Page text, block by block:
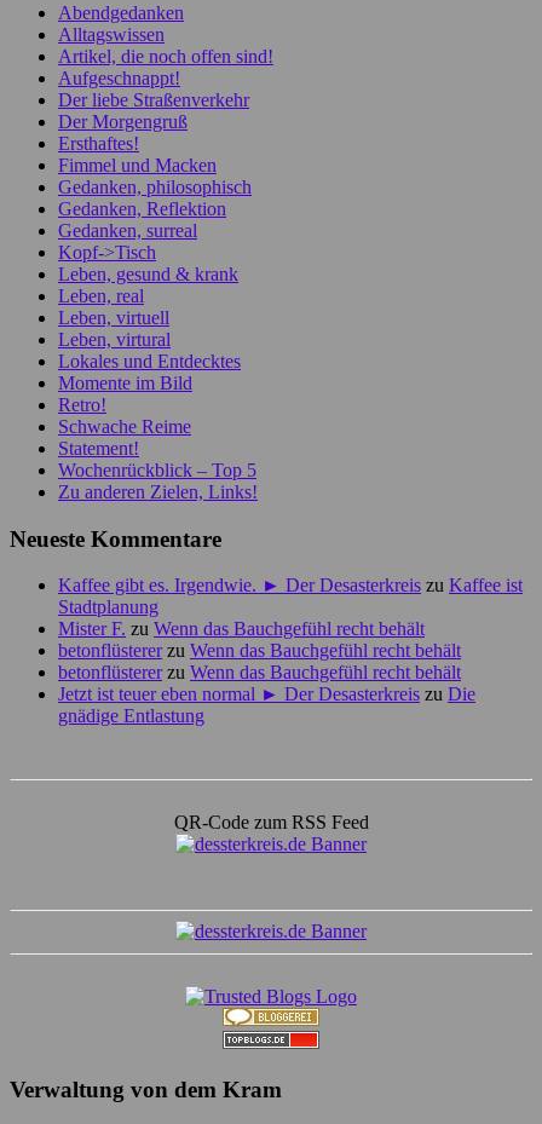
Abendgedanken
Alltagswissen
Artikel, die noch offen sind!
Aufgeschnappt!
Der liebe Straßenverkehr
Der Morgengruß
Ersthaftes!
Fimmel und Macken
Gedanken, philosophisch
Gedanken, Reflektion
Gedanken, surreal
Kopf->Tisch
Leben, gesund & krank
Leben, real
Leben, virtuell
Leben, virtural
Lokales und Entdecktes
Momente im Bild
Retro!
Schwache Reime
Statement!
Wochenrückblick – Top 5
Zu anderen Zielen, Links!
Neueste Kommentare
Kaffee gibt es. Irgendwie. ► Der Desasterkreis zu Kaffee ist
Stadtplanung
Mister F. zu Wenn das Bauchgefühl recht behält
betonflüstererzu Wenn das Bauchgefühl recht behält
betonflüstererzu Wenn das Bauchgefühl recht behält
Jetzt ist teuer eben normal ► Der Desasterkreis zu Die
gnädige Entlastung
QR-Code zum RSS Feed
Verwaltung von dem Kram